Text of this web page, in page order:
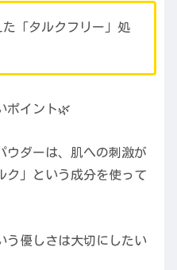
「タルクフリー」処
ポイント🌿
ウダーは、肌への刺激が
ク」という成分を使って
う優しさは大切にしたい